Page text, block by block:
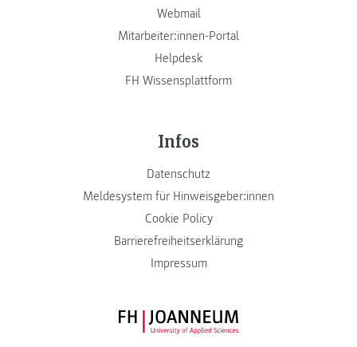
Webmail
Mitarbeiter:innen-Portal
Helpdesk
FH Wissensplattform
Infos
Datenschutz
Meldesystem für Hinweisgeber:innen
Cookie Policy
Barrierefreiheitserklärung
Impressum
FH JOANNEUM Logo